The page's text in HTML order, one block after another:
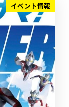
イベント情報